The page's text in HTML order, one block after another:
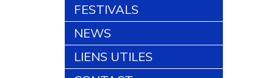
FESTIVALS
NEWS
LIENS UTILES